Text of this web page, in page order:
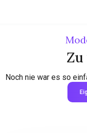
Noch nie war es so